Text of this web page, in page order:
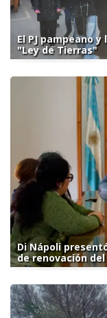
El PJ pampeano
"Ley de Tierras"
Di Nápoli
de renovación del